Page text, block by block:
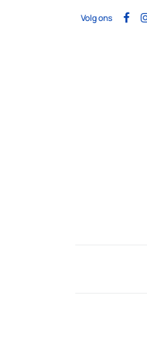
Volg ons